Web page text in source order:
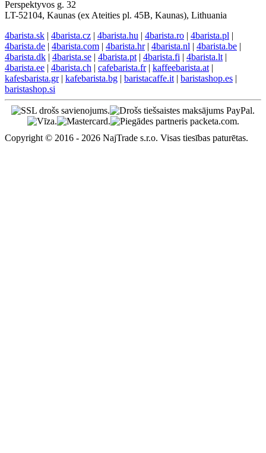
Perspektyvos g. 32
LT-52104, Kaunas (ex Ateities pl. 45B, Kaunas), Lithuania
4barista.sk | 4barista.cz | 4barista.hu | 4barista.ro | 4barista.pl |
4barista.de | 4barista.com | 4barista.hr| 4barista.nl | 4barista.be |
4barista.dk | 4barista.se | 4barista.pt | 4barista.fi | 4barista.lt |
4barista.ee | 4barista.ch | cafebarista.fr| kaffeebarista.at |
kafesbarista.gr| kafebarista.bg | baristacaffe.it | baristashop.es |
baristashop.si
Copyright © 2016 - 2026 NajTrade s.r.o. Visas tiesības paturētas.